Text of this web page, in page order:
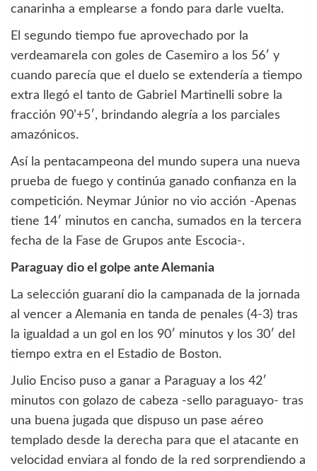
canarinha a emplearse a fondo para darle vuelta.
El segundo tiempo fue aprovechado por la
verdeamarela con goles de Casemiro a los 56′ y
cuando parecía que el duelo se extendería a tiempo
extra llegó el tanto de Gabriel Martinelli sobre la
fracción 90’+5′, brindando alegría a los parciales
amazónicos.
Así la pentacampeona del mundo supera una nueva
prueba de fuego y continúa ganado confianza en la
competición. Neymar Júnior no vio acción -Apenas
tiene 14′ minutos en cancha, sumados en la tercera
fecha de la Fase de Grupos ante Escocia-.
Paraguay dio el golpe ante Alemania
La selección guaraní dio la campanada de la jornada
al vencer a Alemania en tanda de penales (4-3) tras
la igualdad a un gol en los 90′ minutos y los 30′ del
tiempo extra en el Estadio de Boston.
Julio Enciso puso a ganar a Paraguay a los 42′
minutos con golazo de cabeza -sello paraguayo- tras
una buena jugada que dispuso un pase aéreo
templado desde la derecha para que el atacante en
velocidad enviara al fondo de la red sorprendiendo a